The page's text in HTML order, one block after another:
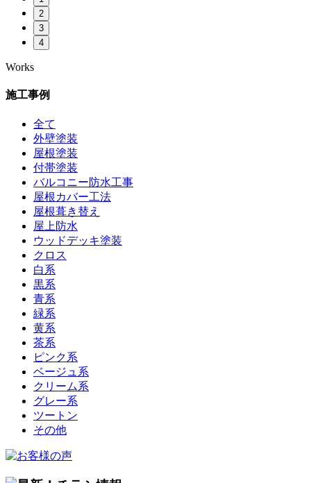
2
3
4
Works
施工事例
全て
外壁塗装
屋根塗装
付帯塗装
バルコニー防水工事
屋根カバー工法
屋根葺き替え
屋上防水
ウッドデッキ塗装
クロス
白系
黒系
青系
緑系
黄系
茶系
ピンク系
ベージュ系
クリーム系
グレー系
ツートン
その他